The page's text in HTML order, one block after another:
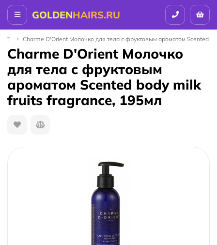
GOLDENHAIRS.RU
Charme D'Orient Молочко для тела c фруктовым ароматом Scented
Charme D'Orient Молочко
для тела c фруктовым
ароматом Scented body milk
fruits fragrance, 195мл